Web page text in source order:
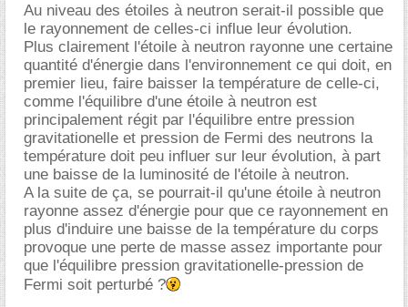
Au niveau des étoiles à neutron serait-il possible que
le rayonnement de celles-ci influe leur évolution.
Plus clairement l'étoile à neutron rayonne une certaine
quantité d'énergie dans l'environnement ce qui doit, en
premier lieu, faire baisser la température de celle-ci,
comme l'équilibre d'une étoile à neutron est
principalement régit par l'équilibre entre pression
gravitationelle et pression de Fermi des neutrons la
température doit peu influer sur leur évolution, à part
une baisse de la luminosité de l'étoile à neutron.
A la suite de ça, se pourrait-il qu'une étoile à neutron
rayonne assez d'énergie pour que ce rayonnement en
plus d'induire une baisse de la température du corps
provoque une perte de masse assez importante pour
que l'équilibre pression gravitationelle-pression de
Fermi soit perturbé ?